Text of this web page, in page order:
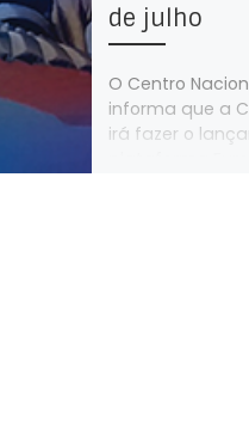
de julho
O Centro
informa que a
irá fazer o